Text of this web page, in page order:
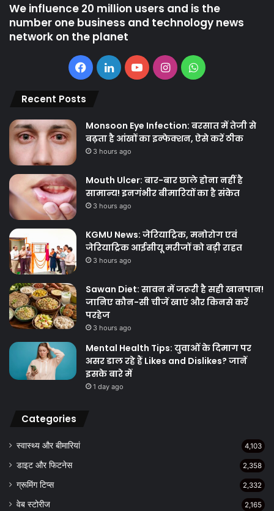
We influence 20 million users and is the
number one business and technology news
network on the planet
Facebook
LinkedInYouTubeInstagramWhatsApp
Recent Posts
Monsoon Eye Infection: बरसात में तेजी से
बढ़ता है आंखों का इन्फेक्शन, ऐसे करें ठीक
3 hours ago
Mouth Ulcer: बार-बार छाले होना नहीं है
सामान्य! इनगंभीर बीमारियों का है संकेत
3 hours ago
KGMU News: जेरियाट्रिक, मनोरोग एवं
जेरियाट्रिक आईसीयू मरीजों को बड़ी राहत
3 hours ago
Sawan Diet: सावन में जरूरी है सही खानपान!
जानिए कौन-सी चीजें खाएं और किनसे करें
परहेज
3 hours ago
Mental Health Tips: युवाओं के दिमाग पर
असर डाल रहे हैं Likes and Dislikes? जानें
इसके बारे में
1 day ago
Categories
स्वास्थ्य और बीमारियां 4,103
डाइट और फिटनेस 2,358
ग्रूमिंग टिप्स 2,332
वेब स्टोरीज 2,165